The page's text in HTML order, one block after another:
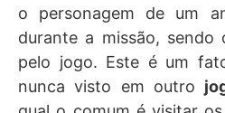
o personagem de um
durante a missão, sendo
pelo jogo. Este é um
nunca visto em outro